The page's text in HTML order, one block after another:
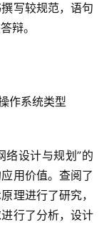
写较规范，语句
辩。
作系统类型
设计与规划”的
用价值。查阅了
理进行了研究，
行了分析，设计